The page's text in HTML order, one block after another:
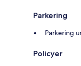
Parkering
Parkering
Policyer